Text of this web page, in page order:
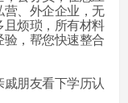
、外企企业，无
烦琐，所有材料
，帮您快速整合
朋友看下学历认